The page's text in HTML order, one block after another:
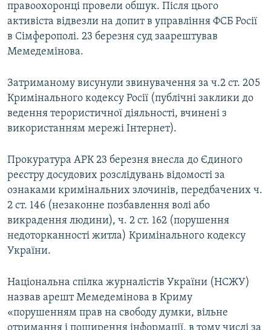
правоохоронці провели обшук. Після цього
активіста відвезли на допит в управління ФСБ Росії
в Сімферополі. 23 березня суд заарештував
Мемедемінова.
Затриманому висунули звинувачення за ч.2 ст. 205
Кримінального кодексу Росії (публічні заклики до
ведення терористичної діяльності, вчинені з
використанням мережі Інтернет).
Прокуратура АРК 23 березня внесла до Єдиного
реєстру досудових розслідувань відомості за
ознаками кримінальних злочинів, передбачених ч.
2 ст. 146 (незаконне позбавлення волі або
викрадення людини), ч. 2 ст. 162 (порушення
недоторканності житла) Кримінального кодексу
України.
Національна спілка журналістів України (НСЖУ)
назвав арешт Мемедемінова в Криму
«порушенням прав на свободу думки, вільне